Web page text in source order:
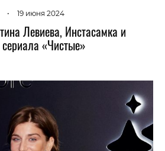
• 19 июня 2024
Левиева, Инстасамка и
«Чистые»